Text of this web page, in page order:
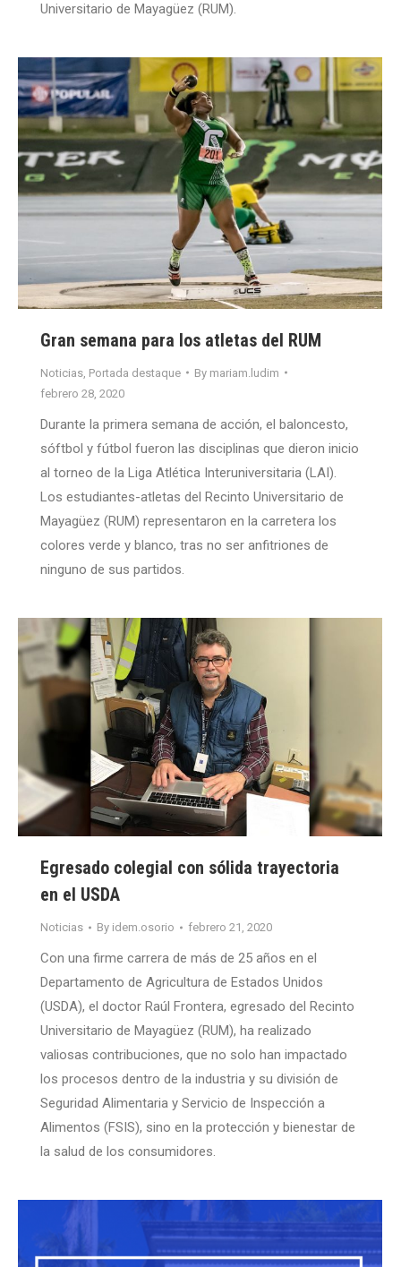
Universitario de Mayagüez (RUM).
Gran semana para los atletas del RUM
Noticias Portada destaque By mariam.ludim
febrero 28, 2020
Durante la primera semana de acción, el baloncesto,
sóftbol y fútbol fueron las disciplinas que dieron inicio
al torneo de la Liga Atlética Interuniversitaria (LAI).
Los estudiantes-atletas del Recinto Universitario de
Mayagüez (RUM) representaron en la carretera los
colores verde y blanco, tras no ser anfitriones de
ninguno de sus partidos.
Egresado colegial con sólida trayectoria
en el USDA
Noticias By idem.osorio febrero 21, 2020
Con una firme carrera de más de 25 años en el
Departamento de Agricultura de Estados Unidos
(USDA), el doctor Raúl Frontera, egresado del Recinto
Universitario de Mayagüez (RUM), ha realizado
valiosas contribuciones, que no solo han impactado
los procesos dentro de la industria y su división de
Seguridad Alimentaria y Servicio de Inspección a
Alimentos (FSIS), sino en la protección y bienestar de
la salud de los consumidores.